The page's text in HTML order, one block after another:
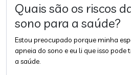
Quais são os riscos
sono para a saúde?
Estou preocupado porque minha
apneia do sono e eu li que isso pode
a saúde.